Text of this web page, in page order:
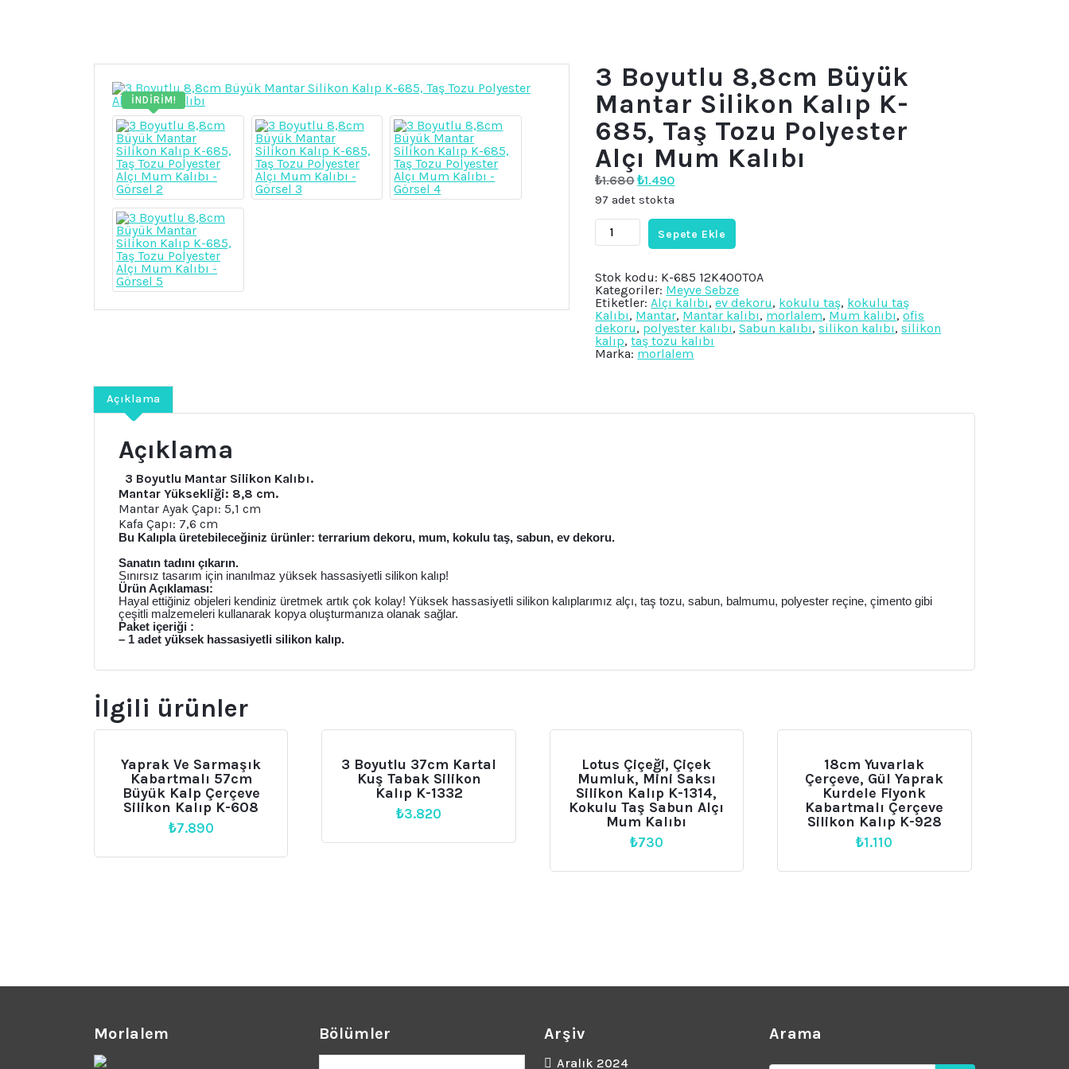
İNDIRIM!
3 Boyutlu 8,8cm Büyük
Mantar Silikon Kalıp K-
685, Taş Tozu Polyester
Alçı Mum Kalıbı
₺1.680Orijinal
fiyat:
₺1.680.
₺1.490Şu
₺1.490.
97 adet stokta
3
Boyutlu
8,8cm
Mantar
Silikon
Kalıp
K-
685,
Taş
Tozu
Polyester
adet
Sepete Ekle
Stok kodu: K-685 12K400TOA
Kategoriler: Meyve Sebze
Etiketler: Alçı kalıbı,ev dekoru, kokulu taş, kokulu taş
Kalıbı, Mantar, Mantar kalıbı, morlalem, Mum kalıbı,ofis
dekoru, polyester kalıbı,Sabun kalıbı,silikon kalıbı,silikon
kalıp,taş tozu kalıbı
Marka: morlalem
Açıklama
Açıklama
3 Boyutlu Mantar Silikon Kalıbı.
Mantar Yüksekliği: 8,8 cm.
Mantar Ayak Çapı: 5,1 cm
Kafa Çapı: 7,6 cm
Bu Kalıpla üretebileceğiniz ürünler: terrarium dekoru, mum, kokulu taş, sabun, ev dekoru.
Sanatın tadını çıkarın.
Sınırsız tasarım için inanılmaz yüksek hassasiyetli silikon kalıp!
Ürün Açıklaması:
Hayal ettiğiniz objeleri kendiniz üretmek artık çok kolay! Yüksek hassasiyetli silikon kalıplarımız alçı, taş tozu, sabun, balmumu, polyester reçine, çimento gibi
çeşitli malzemeleri kullanarak kopya oluşturmanıza olanak sağlar.
Paket içeriği :
– 1 adet yüksek hassasiyetli silikon kalıp.
İlgili ürünler
Yaprak Ve Sarmaşık
Kabartmalı 57cm
Büyük Kalp Çerçeve
Silikon Kalıp K-608
₺7.890
3 Boyutlu 37cm Kartal
Kuş Tabak Silikon
Kalıp K-1332
₺3.820
Lotus Çiçeği, Çiçek
Mumluk, Mini Saksı
Silikon Kalıp K-1314,
Kokulu Taş Sabun Alçı
Mum Kalıbı
₺730
18cm Yuvarlak
Çerçeve, Gül Yaprak
Kurdele Fiyonk
Kabartmalı Çerçeve
Silikon Kalıp K-928
₺1.110
Morlalem Bölümler
Bölümler
Arşiv
Aralık 2024
Arama